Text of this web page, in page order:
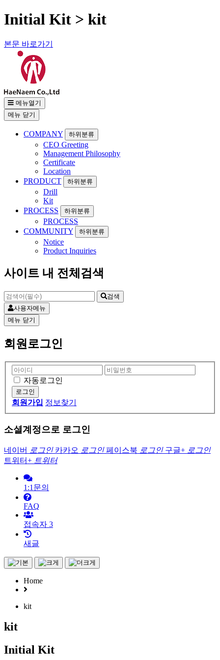
Initial Kit > kit
본문 바로가기
메뉴열기
메뉴 닫기
COMPANY 하위분류
CEO Greeting
Management Philosophy
Certificate
Location
PRODUCT
하위분류
Drill
Kit
PROCESS
하위분류
PROCESS
COMMUNITY
하위분류
Notice
Product Inquiries
사이트 내 전체검색
검색
사용자메뉴
메뉴 닫기
회원로그인
자동로그인
회원가입 정보찾기
소셜계정으로 로그인
네이버 로그인 카카오 로그인 페이스북 로그인 구글+ 로그인
트위터+ 트위터
1:1문의
FAQ
접속자 3
새글
Home
kit
kit
Initial Kit